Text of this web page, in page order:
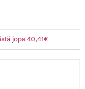
jopa 40,41€